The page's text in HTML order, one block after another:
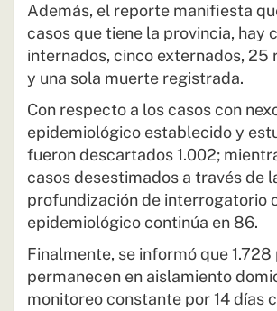
Además, el reporte manifiesta
casos que tiene la provincia, hay
internados, cinco externados, 25
y una sola muerte registrada.
Con respecto a los casos con
epidemiológico establecido y
fueron descartados 1.002;
casos desestimados a través de
profundización de interrogatorio
epidemiológico continúa en 86.
Finalmente, se informó que 1.728
permanecen en aislamiento
monitoreo constante por 14 días